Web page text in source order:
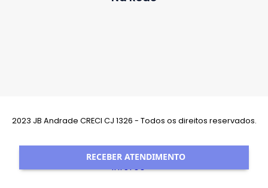
RECEBER ATENDIMENTO
2023 JB Andrade CRECI CJ 1326 - Todos os direitos reservados.